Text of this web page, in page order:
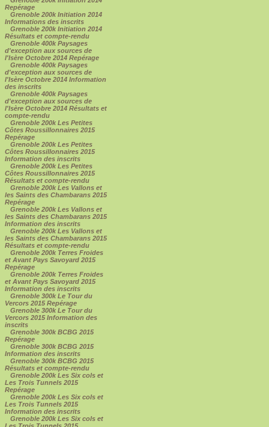
Repérage
Grenoble 200k Initiation 2014
Informations des inscrits
Grenoble 200k Initiation 2014
Résultats et compte-rendu
Grenoble 400k Paysages
d'exception aux sources de
l'Isère Octobre 2014 Repérage
Grenoble 400k Paysages
d'exception aux sources de
l'Isère Octobre 2014 Information
des inscrits
Grenoble 400k Paysages
d'exception aux sources de
l'Isère Octobre 2014 Résultats et
compte-rendu
Grenoble 200k Les Petites
Côtes Roussillonnaires 2015
Repérage
Grenoble 200k Les Petites
Côtes Roussillonnaires 2015
Information des inscrits
Grenoble 200k Les Petites
Côtes Roussillonnaires 2015
Résultats et compte-rendu
Grenoble 200k Les Vallons et
les Saints des Chambarans 2015
Repérage
Grenoble 200k Les Vallons et
les Saints des Chambarans 2015
Information des inscrits
Grenoble 200k Les Vallons et
les Saints des Chambarans 2015
Résultats et compte-rendu
Grenoble 200k Terres Froides
et Avant Pays Savoyard 2015
Repérage
Grenoble 200k Terres Froides
et Avant Pays Savoyard 2015
Information des inscrits
Grenoble 300k Le Tour du
Vercors 2015 Repérage
Grenoble 300k Le Tour du
Vercors 2015 Information des
inscrits
Grenoble 300k BCBG 2015
Repérage
Grenoble 300k BCBG 2015
Information des inscrits
Grenoble 300k BCBG 2015
Résultats et compte-rendu
Grenoble 200k Les Six cols et
Les Trois Tunnels 2015
Repérage
Grenoble 200k Les Six cols et
Les Trois Tunnels 2015
Information des inscrits
Grenoble 200k Les Six cols et